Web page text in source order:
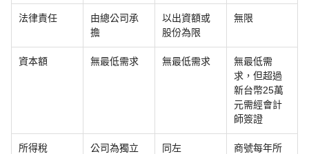
法律責任
由總公司承
擔
以出資額或
股份為限
無限
資本額 無最低需求 無最低需求
無最低需
求，但超過
新台幣25萬
元需經會計
師簽證
所得稅
公司為獨立
同左
商號每年所